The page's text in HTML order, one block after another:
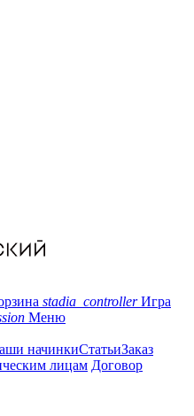
stadia_controller Игра
Меню
начинкиСтатьиЗаказ
лицам Договор